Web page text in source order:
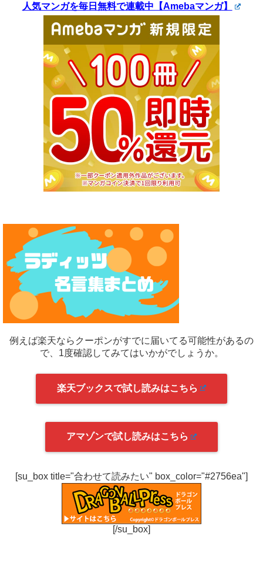
人気マンガを毎日無料で連載中【Amebaマンガ】
例えば楽天ならクーポンがすでに届いてる可能性があるの
で、1度確認してみてはいかがでしょうか。
楽天ブックスで試し読みはこちら
アマゾンで試し読みはこちら
[su_box title="合わせて読みたい" box_color="#2756ea"]
[/su_box]